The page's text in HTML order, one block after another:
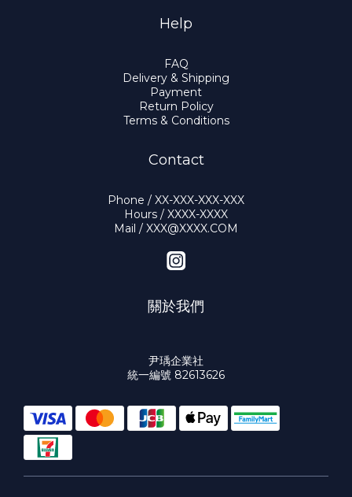
Help
FAQ
Delivery & Shipping
Payment
Return Policy
Terms & Conditions
Contact
Phone / XX-XXX-XXX-XXX
Hours / XXXX-XXXX
Mail / XXX@XXXX.COM
關於我們
尹瑀企業社
統一編號 82613626